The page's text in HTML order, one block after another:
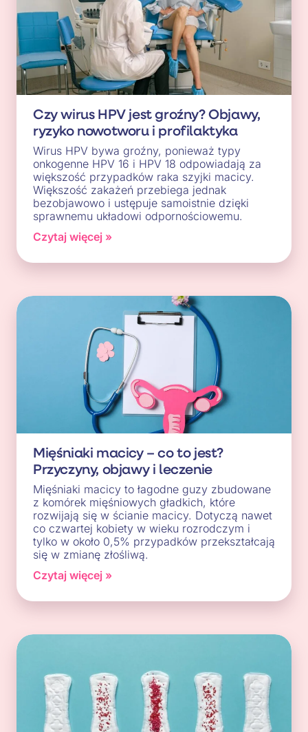
Czy wirus HPV jest groźny? Objawy,
ryzyko nowotworu i profilaktyka
Wirus HPV bywa groźny, ponieważ typy
onkogenne HPV 16 i HPV 18 odpowiadają za
większość przypadków raka szyjki macicy.
Większość zakażeń przebiega jednak
bezobjawowo i ustępuje samoistnie dzięki
sprawnemu układowi odpornościowemu.
Czytaj więcej »
Mięśniaki macicy – co to jest?
Przyczyny, objawy i leczenie
Mięśniaki macicy to łagodne guzy zbudowane
z komórek mięśniowych gładkich, które
rozwijają się w ścianie macicy. Dotyczą nawet
co czwartej kobiety w wieku rozrodczym i
tylko w około 0,5% przypadków przekształcają
się w zmianę złośliwą.
Czytaj więcej »